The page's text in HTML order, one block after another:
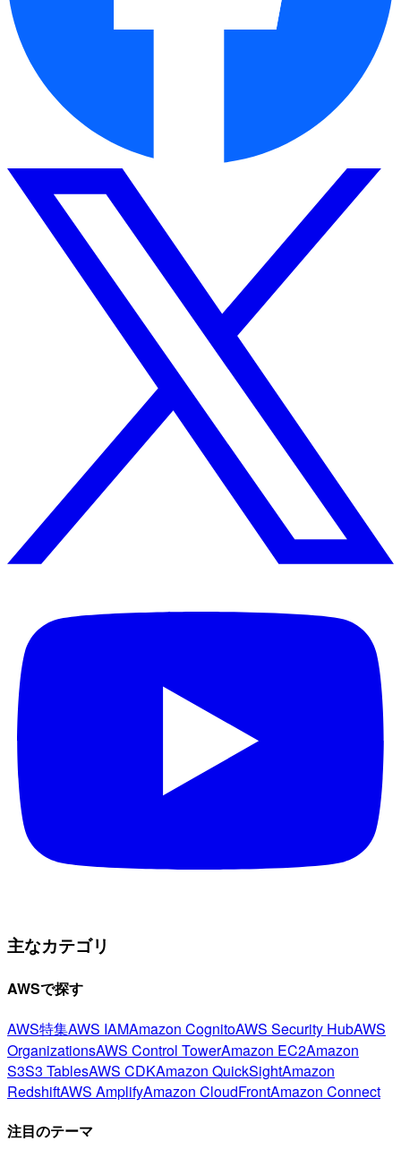
主なカテゴリ
AWSで探す
AWS特集AWS IAMAmazon CognitoAWS Security HubAWS
OrganizationsAWS Control TowerAmazon EC2Amazon
S3S3 TablesAWS CDKAmazon QuickSightAmazon
RedshiftAWS AmplifyAmazon CloudFrontAmazon Connect
注目のテーマ